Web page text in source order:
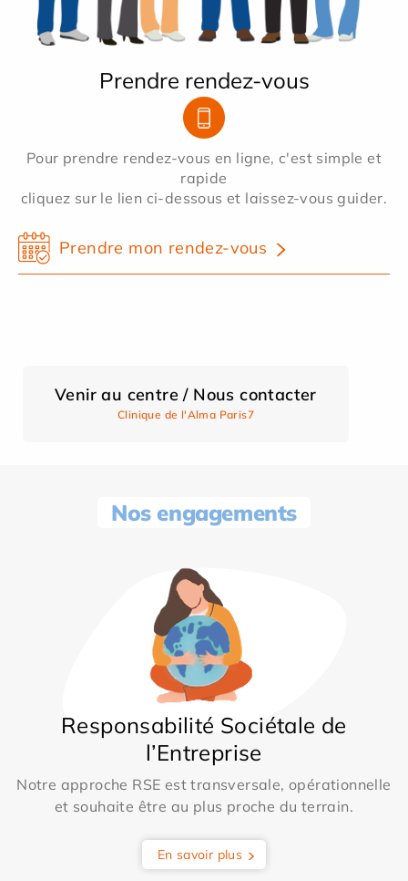
Prendre rendez-vous
Pour prendre rendez-vous en ligne, c'est simple et
rapide
cliquez sur le lien ci-dessous et laissez-vous guider.
Prendre mon rendez-vous
Venir au centre / Nous contacter
Clinique de l'Alma Paris7
Nos engagements
Responsabilité Sociétale de
l’Entreprise
Notre approche RSE est transversale, opérationnelle
et souhaite être au plus proche du terrain.
En savoir plus